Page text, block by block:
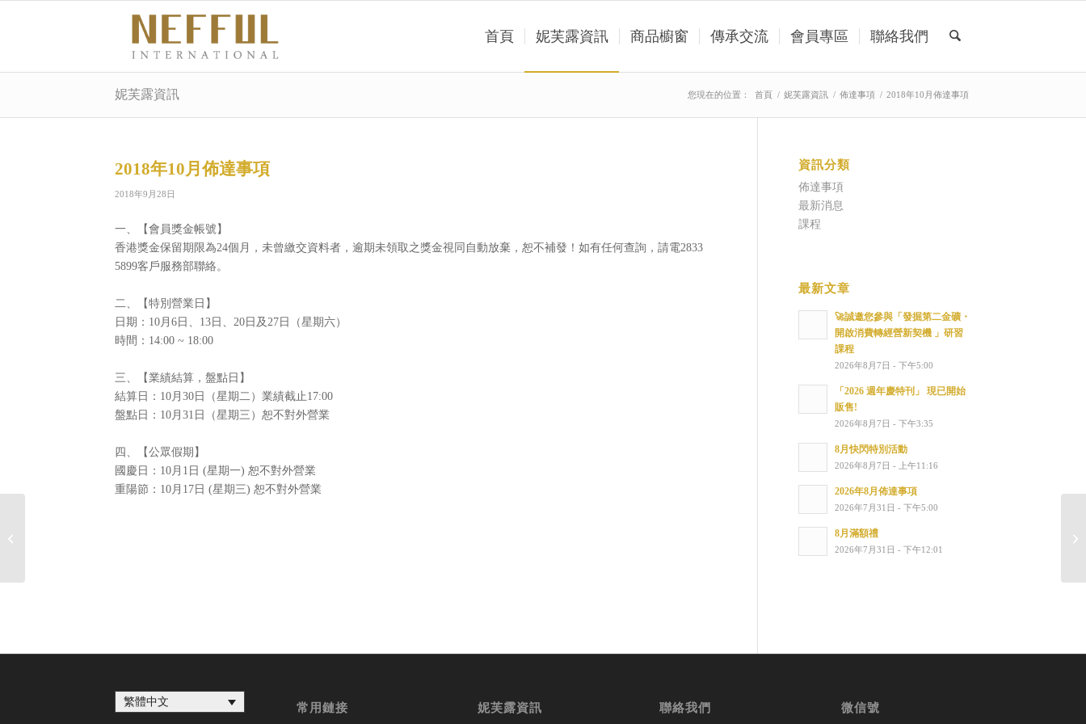
首頁 妮芙露資訊 商品櫥窗 傳承交流 會員專區 聯絡我們
妮芙露資訊 您現在的位置： 首頁 / 妮芙露資訊 / 佈達事項 / 2018年10月佈達事項
2018年10月佈達事項
2018年9月28日
一、【會員獎金帳號】
香港獎金保留期限為24個月，未曾繳交資料者，逾期未領取之獎金視同自動放棄，恕不補發！如有任何查詢，請電2833
5899客戶服務部聯絡。
二、【特別營業日】
日期：10月6日、13日、20日及27日（星期六）
時間：14:00 ~ 18:00
三、【業績結算，盤點日】
結算日：10月30日（星期二）業績截止17:00
盤點日：10月31日（星期三）恕不對外營業
四、【公眾假期】
國慶日：10月1日 (星期一) 恕不對外營業
重陽節：10月17日 (星期三) 恕不對外營業
資訊分類
佈達事項
最新消息
課程
最新文章
🚀誠邀您參與「發掘第二金礦・
開啟消費轉經營新契機 」研習
課程
2026年8月7日 - 下午5:00
「2026 週年慶特刊」 現已開始
販售!
2026年8月7日 - 下午3:35
8月快閃特別活動
2026年8月7日 - 上午11:16
2026年8月佈達事項
2026年7月31日 - 下午5:00
8月滿額禮
2026年7月31日 - 下午12:01
繁體中文 常用鏈接 妮芙露資訊 聯絡我們 微信號